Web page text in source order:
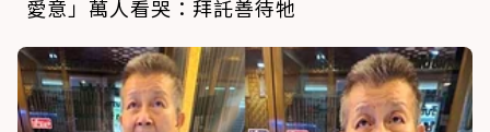
愛意」萬人看哭：拜託善待牠